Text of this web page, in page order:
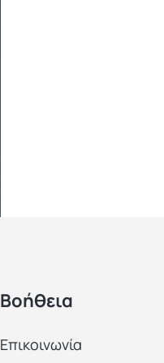
Βοήθεια
Επικοινωνία